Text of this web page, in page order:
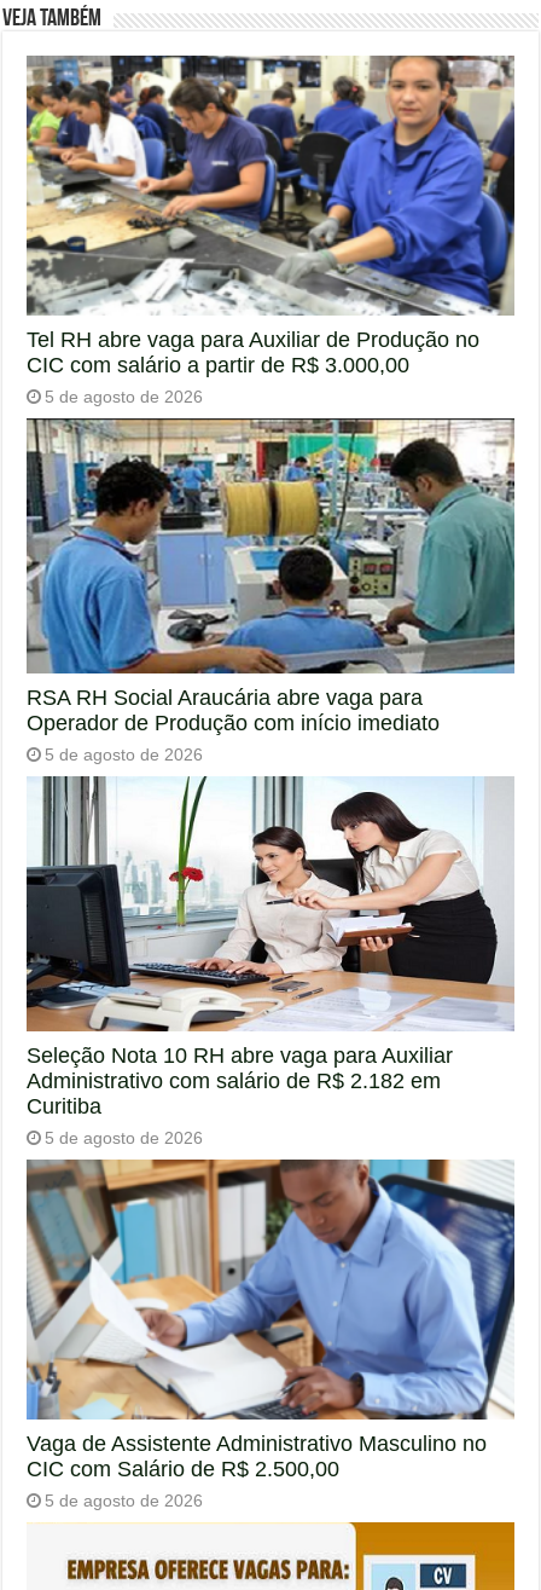
Veja também
Tel RH abre vaga para Auxiliar de Produção no
CIC com salário a partir de R$ 3.000,00
5 de agosto de 2026
RSA RH Social Araucária abre vaga para
Operador de Produção com início imediato
5 de agosto de 2026
Seleção Nota 10 RH abre vaga para Auxiliar
Administrativo com salário de R$ 2.182 em
Curitiba
5 de agosto de 2026
Vaga de Assistente Administrativo Masculino no
CIC com Salário de R$ 2.500,00
5 de agosto de 2026